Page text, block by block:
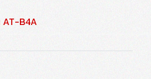
AT-B4A